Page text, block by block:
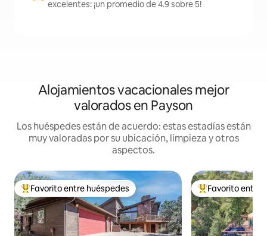
excelentes: ¡un promedio de 4.9 sobre 5!
Alojamientos vacacionales mejor
valorados en Payson
Los huéspedes están de acuerdo: estas estadías están
muy valoradas por su ubicación, limpieza y otros
aspectos.
Favorito entre huéspedes preferido
Favorito entre huéspedes Favorito entre
Favorito entre